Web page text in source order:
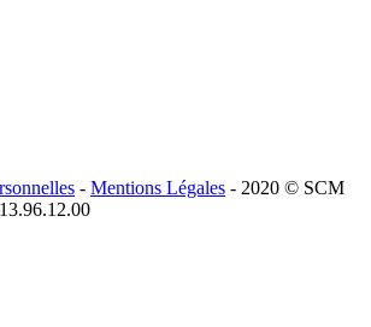
- Mentions Légales - 2020 © SCM